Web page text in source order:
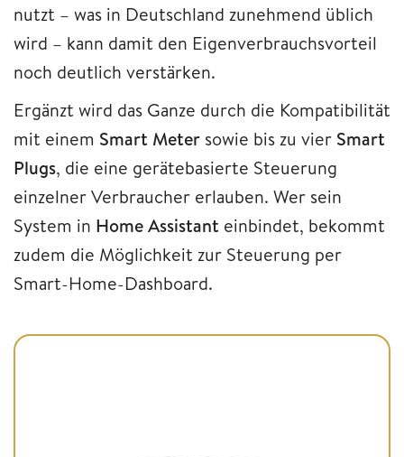
nutzt – was in Deutschland zunehmend üblich
wird – kann damit den Eigenverbrauchsvorteil
noch deutlich verstärken.
Ergänzt wird das Ganze durch die Kompatibilität
mit einem Smart Meter sowie bis zu vier Smart
Plugs, die eine gerätebasierte Steuerung
einzelner Verbraucher erlauben. Wer sein
System in Home Assistant einbindet, bekommt
zudem die Möglichkeit zur Steuerung per
Smart-Home-Dashboard.